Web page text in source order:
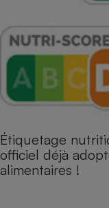
Étiquetage
officiel déjà
alimentaires !